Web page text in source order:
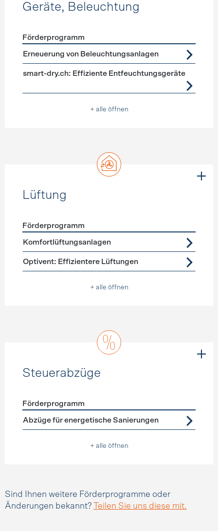
Geräte, Beleuchtung
Förderprogramme Geräte, Beleuchtung
Förderprogramm
Erneuerung von Beleuchtungsanlagen
smart-dry.ch: Effiziente Entfeuchtungsgeräte
+ alle öffnen
Lüftung
Förderprogramme Lüftung
Förderprogramm
Komfortlüftungsanlagen
Optivent: Effizientere Lüftungen
+ alle öffnen
Steuerabzüge
Förderprogramme Steuerabzüge
Förderprogramm
Abzüge für energetische Sanierungen
+ alle öffnen
Sind Ihnen weitere Förderprogramme oder
Änderungen bekannt?
Teilen Sie uns diese mit.